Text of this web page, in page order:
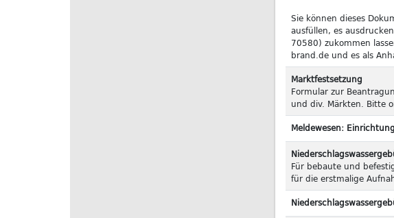
Sie können dieses
ausfüllen, es
70580) zukommen
brand.de und es als
Marktfestsetzung
Formular zur
und div. Märkten. Bitte
Meldewesen:
Für bebaute und
für die erstmalige